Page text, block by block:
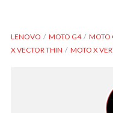
LENOVO MOTO G4 MOTO
X VECTOR THIN
MOTO X